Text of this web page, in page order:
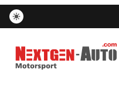
Nextgen-Auto.com